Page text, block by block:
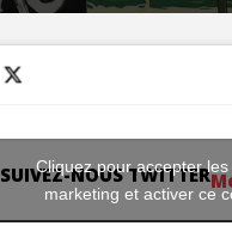
SUIVEZ-NOUS TWITTER
Cliquez pour accepter les
marketing et activer ce